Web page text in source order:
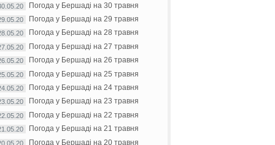
Погода у Бершаді на 30 травня
Погода у Бершаді на 29 травня
Погода у Бершаді на 28 травня
Погода у Бершаді на 27 травня
Погода у Бершаді на 26 травня
Погода у Бершаді на 25 травня
Погода у Бершаді на 24 травня
Погода у Бершаді на 23 травня
Погода у Бершаді на 22 травня
Погода у Бершаді на 21 травня
Погода у Бершаді на 20 травня